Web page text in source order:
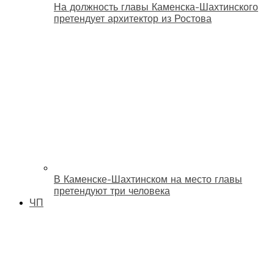
На должность главы Каменска-Шахтинского
претендует архитектор из Ростова
В Каменске-Шахтинском на место главы
претендуют три человека
ЧП